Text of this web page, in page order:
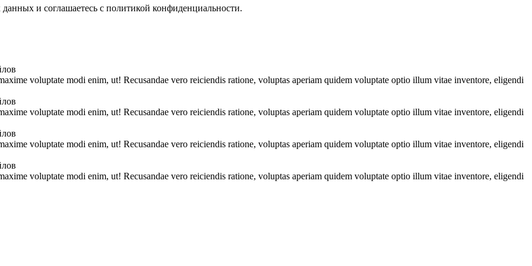
и соглашаетесь с политикой конфиденциальности.
voluptate modi enim, ut! Recusandae vero reiciendis ratione, voluptas aperiam quidem voluptate optio illum vitae inventore, eligendi
voluptate modi enim, ut! Recusandae vero reiciendis ratione, voluptas aperiam quidem voluptate optio illum vitae inventore, eligendi
voluptate modi enim, ut! Recusandae vero reiciendis ratione, voluptas aperiam quidem voluptate optio illum vitae inventore, eligendi
voluptate modi enim, ut! Recusandae vero reiciendis ratione, voluptas aperiam quidem voluptate optio illum vitae inventore, eligendi